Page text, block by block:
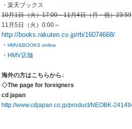
・楽天ブックス
10月1日（火）17:00～11月4日（月・祝）23:59
11月5日（火）0:00～
http://books.rakuten.co.jp/rb/16074668/
・ HMV&BOOKS online
・ HMV店舗
海外の方はこちらから↓
◇The page for foreigners
cd japan
http://www.cdjapan.co.jp/product/NEOBK-